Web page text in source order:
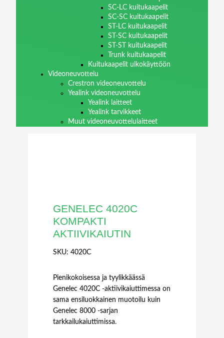
SC-LC kuitukaapelit
SC-SC kuitukaapelit
ST-LC kuitukaapelit
ST-SC kuitukaapelit
ST-ST kuitukaapelit
Trunk kuitukaapelit
Kuitukaapelit ulkokäyttöön
Videoneuvottelu
Crestron videoneuvottelu
Yealink videoneuvottelu
Yealink laitteet
Yealink tarvikkeet
Muut videoneuvottelulaitteet
GENELEC 4020C
KOMPAKTI
AKTIIVIKAIUTIN
SKU: 4020C
Pienikokoisessa ja tyylikkäässä
Genelec 4020C -aktiivikaiuttimessa on
sama ensiluokkainen muotoilu kuin
Genelec 8000 -sarjan
tarkkailukaiuttimissa.